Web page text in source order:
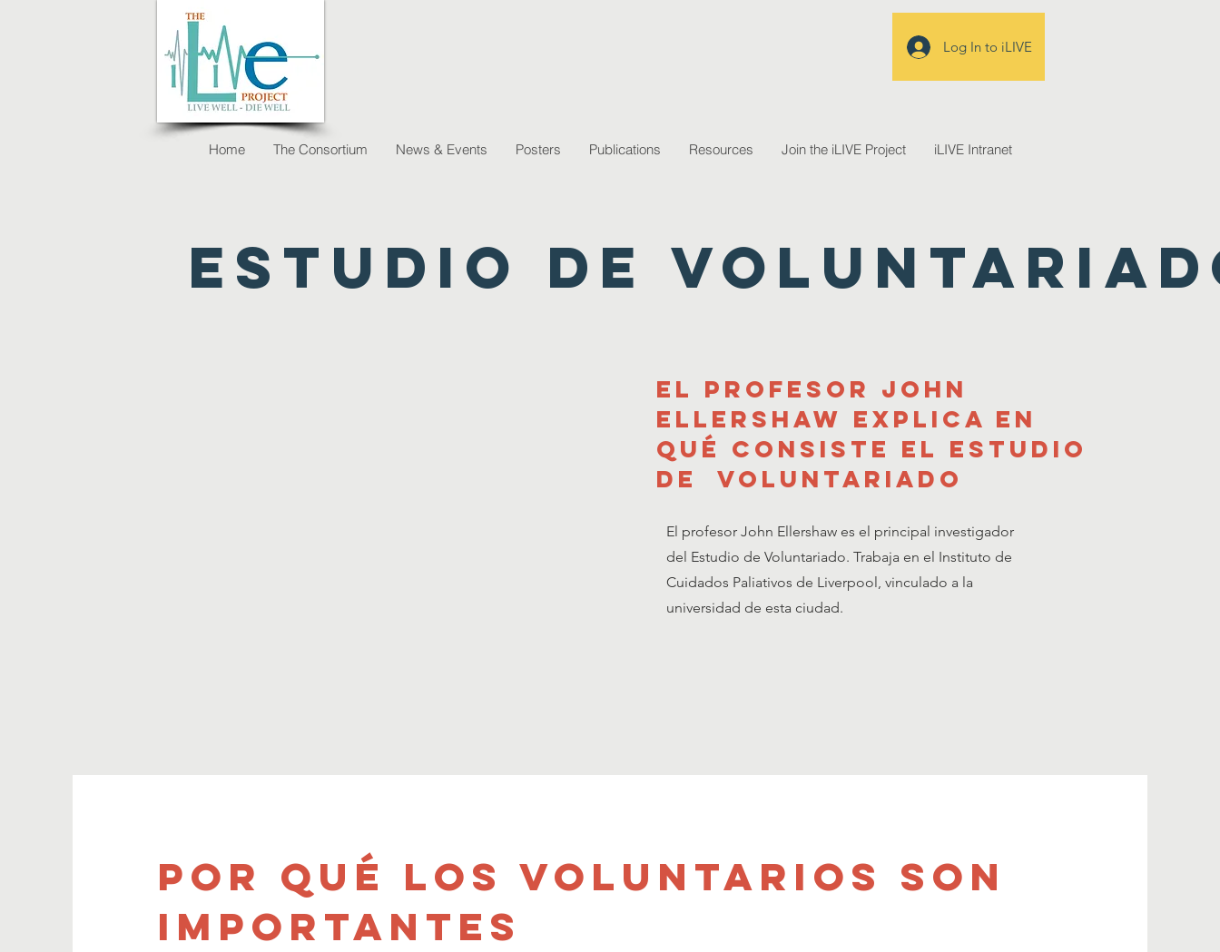
Log In to iLIVE
Home The Consortium News & Events Posters Publications Resources Join the iLIVE Project iLIVE Intranet
estudio de
El profesor John
ellershaw explica en
qué consiste el estudio
de voluntariado
El profesor John Ellershaw es el principal investigador
del Estudio de Voluntariado. Trabaja en el Instituto de
Cuidados Paliativos de Liverpool, vinculado a la
universidad de esta ciudad.
Por qué los voluntarios son
importantes